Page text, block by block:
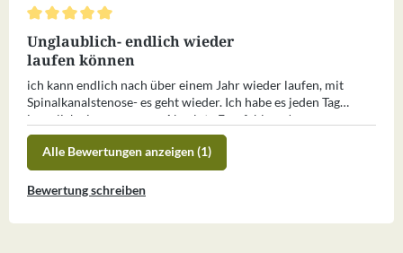
Bewertung mit 5 von 5 Sternen
Unglaublich- endlich wieder
laufen können
ich kann endlich nach über einem Jahr wieder laufen, mit
Spinalkanalstenose- es geht wieder. Ich habe es jeden Tag
innerlich eingenommen. Absolute Empfehlung !
Alle Bewertungen anzeigen (1)
Bewertung schreiben